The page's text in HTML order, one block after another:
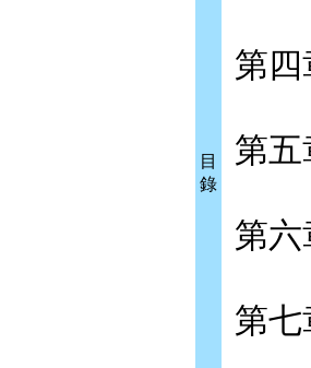
目
錄
第四
第五
第六
第七